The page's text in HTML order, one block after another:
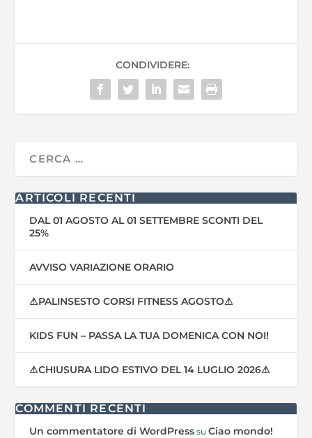
CONDIVIDERE:
ARTICOLI RECENTI
DAL 01 AGOSTO AL 01 SETTEMBRE SCONTI DEL
25%
AVVISO VARIAZIONE ORARIO
⚠PALINSESTO CORSI FITNESS AGOSTO⚠
KIDS FUN – PASSA LA TUA DOMENICA CON NOI!
⚠CHIUSURA LIDO ESTIVO DEL 14 LUGLIO 2026⚠
COMMENTI RECENTI
Un commentatore di WordPress suCiao mondo!